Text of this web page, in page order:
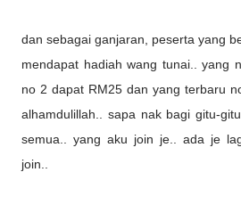
dan sebagai ganjaran, peserta yang
mendapat hadiah wang tunai.. yang
no 2 dapat RM25 dan yang terbaru
alhamdulillah.. sapa nak bagi gitu-
semua.. yang aku join je.. ada je
join..